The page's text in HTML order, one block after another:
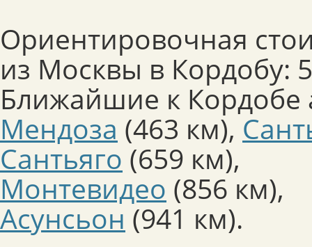
Ориентировочная
из Москвы в Кордобу:
Ближайшие к Кордобе
Мендоза (463 км),
Сантьяго (659 км),
Монтевидео (856 км),
Асунсьон (941 км).